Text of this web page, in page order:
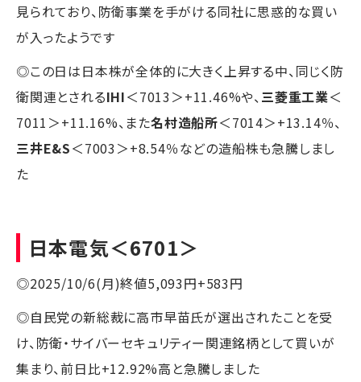
見られており、防衛事業を手がける同社に思惑的な買い
が入ったようです
◎この日は日本株が全体的に大きく上昇する中、同じく防
衛関連とされるIHI＜7013＞+11.46%や、 三菱重工業＜
7011＞+11.16%、また名村造船所＜7014＞+13.14％、
三井E&S＜7003＞+8.54％などの造船株も急騰しまし
た
日本電気＜6701＞
◎2025/10/6(月)終値5,093円+583円
◎自民党の新総裁に高市早苗氏が選出されたことを受
け、防衛・サイバーセキュリティー関連銘柄として買いが
集まり、前日比+12.92%高と急騰しました